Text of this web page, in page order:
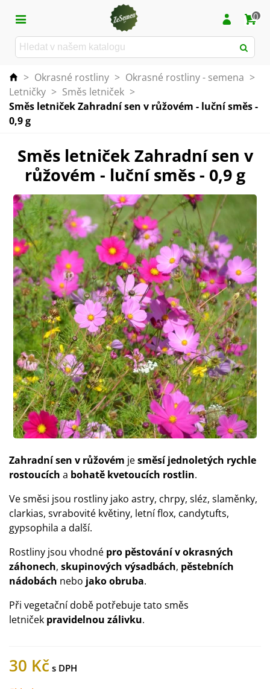
0
> Okrasné rostliny > Okrasné rostliny - semena >
Letničky > Směs letniček >
Směs letniček Zahradní sen v růžovém - luční směs -
0,9 g
Směs letniček Zahradní sen v
růžovém - luční směs - 0,9 g
Zahradní sen v růžovém jesměsí jednoletých rychle
rostoucích a bohatě kvetoucích rostlin.
Ve směsi jsou rostliny jako astry, chrpy, sléz, slaměnky,
clarkias, svrabovité květiny, letní flox, candytufts,
gypsophila a další.
Rostliny jsou vhodné pro pěstování v okrasných
záhonech, skupinových výsadbách, pěstebních
nádobách nebo jako obruba.
Při vegetační době potřebuje tato směs
letniček pravidelnou zálivku.
30 Kč